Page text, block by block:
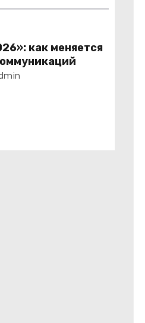
как меняется